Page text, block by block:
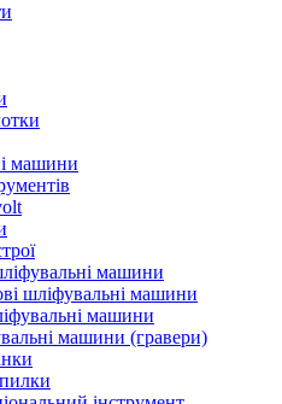
машини
машини
шліфувальні машини
машини
машини (гравери)